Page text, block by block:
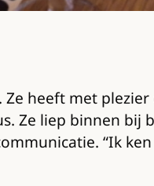
heeft met
Ze liep binnen
“Ik